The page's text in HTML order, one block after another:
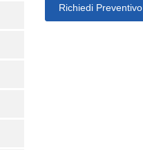
Richiedi Preventivo